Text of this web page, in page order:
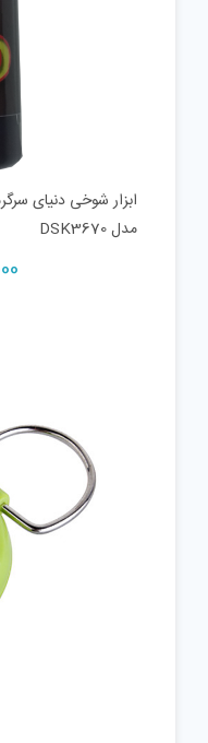
ابزار شوخی دنیای
مدل DSK3670